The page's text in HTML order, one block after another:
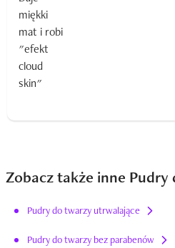
Zobacz także inne
Pudry do twarzy utrwalające
Pudry do twarzy bez parabenów